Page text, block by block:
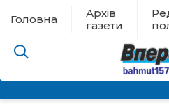
Головна
Архів
газети